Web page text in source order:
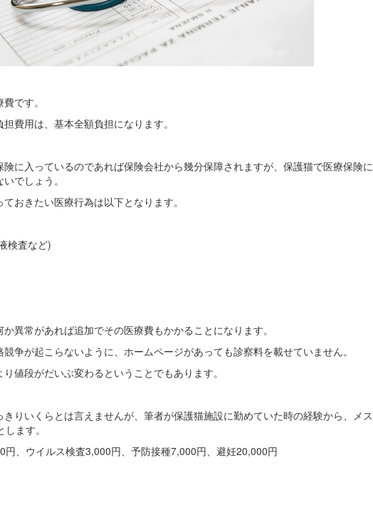
です。
費用は、基本全額負担になります。
険に入っているのであれば保険会社から幾分保障されますが、保護猫で医療保険に
でしょう。
おきたい医療行為は以下となります。
検査など)
異常があれば追加でその医療費もかかることになります。
争が起こらないように、ホームページがあっても診察料を載せていません。
値段がだいぶ変わるということでもあります。
りいくらとは言えませんが、筆者が保護猫施設に勤めていた時の経験から、メス
ます。
円、ウイルス検査3,000円、予防接種7,000円、避妊20,000円